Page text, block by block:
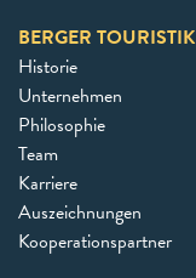
BERGER TOURISTIK
Historie
Unternehmen
Philosophie
Team
Karriere
Auszeichnungen
Kooperationspartner